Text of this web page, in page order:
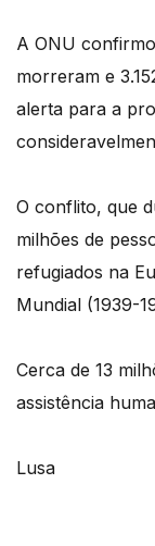
A ONU
morreram e
alerta para a
O conflito, que
milhões de
refugiados na
Mundial (1939-
Cerca de 13
assistência
Lusa